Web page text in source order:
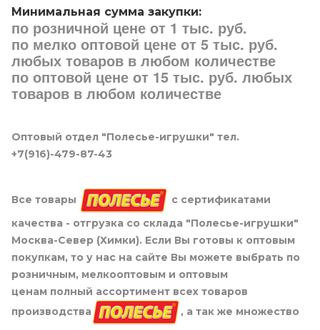
Минимальная сумма закупки:
по розничной цене от 1 тыс. руб.
по мелко оптовой цене от 5 тыс. руб.
любых товаров в любом количестве
по оптовой цене от 15 тыс. руб. любых
товаров в любом количестве
Оптовый отдел "Полесье-игрушки" тел.
+7(916)-479-87-43
Все товары
с сертификатами
качества - отгрузка со склада "Полесье-игрушки"
Москва-Север (Химки). Если Вы готовы к оптовым
покупкам, то у нас на сайте Вы можете выбрать по
розничным, мелкооптовым и оптовым
ценам полный ассортимент всех товаров
производства
, а так же множество